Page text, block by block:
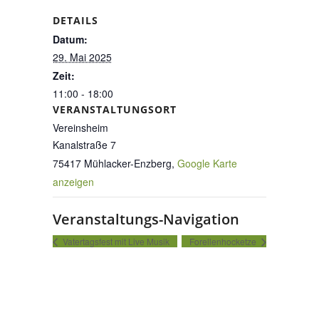
DETAILS
Datum:
29. Mai 2025
Zeit:
11:00 - 18:00
VERANSTALTUNGSORT
Vereinsheim
Kanalstraße 7
75417 Mühlacker-Enzberg, Google Karte
anzeigen
Veranstaltungs-Navigation
Vatertagsfest mit Live Musik Forellenhocketze